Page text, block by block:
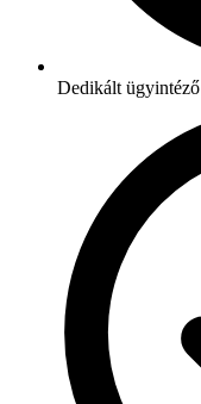
Dedikált ügyintéző